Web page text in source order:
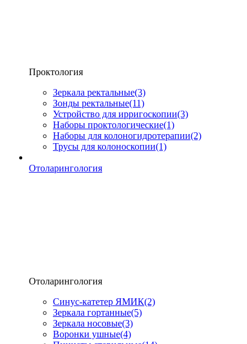
Проктология
Зеркала ректальные(3)
Зонды ректальные(11)
Устройство для ирригоскопии(3)
Наборы проктологические(1)
Наборы для колоногидротерапии(2)
Трусы для колоноскопии(1)
Отоларингология
Отоларингология
Синус-катетер ЯМИК(2)
Зеркала гортанные(5)
Зеркала носовые(3)
Воронки ушные(4)